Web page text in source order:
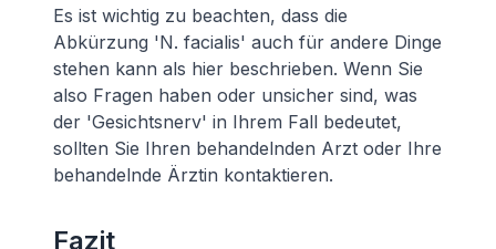
Es ist wichtig zu beachten, dass die
Abkürzung 'N. facialis' auch für andere Dinge
stehen kann als hier beschrieben. Wenn Sie
also Fragen haben oder unsicher sind, was
der 'Gesichtsnerv' in Ihrem Fall bedeutet,
sollten Sie Ihren behandelnden Arzt oder Ihre
behandelnde Ärztin kontaktieren.
Fazit